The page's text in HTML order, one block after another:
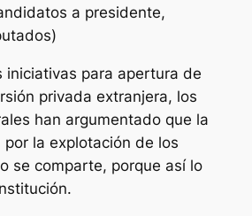
a presidente,
iniciativas para apertura de
privada extranjera, los
han argumentado que la
la explotación de los
se comparte, porque así lo